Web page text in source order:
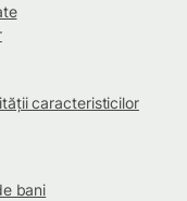
caracteristicilor
bani